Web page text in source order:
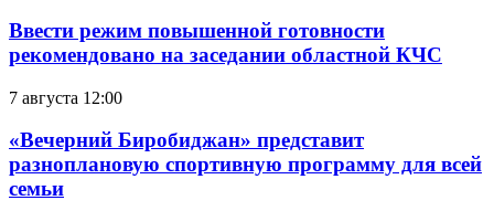
Ввести режим повышенной готовности
рекомендовано на заседании областной КЧС
7 августа 12:00
«Вечерний Биробиджан» представит
разноплановую спортивную программу для всей
семьи